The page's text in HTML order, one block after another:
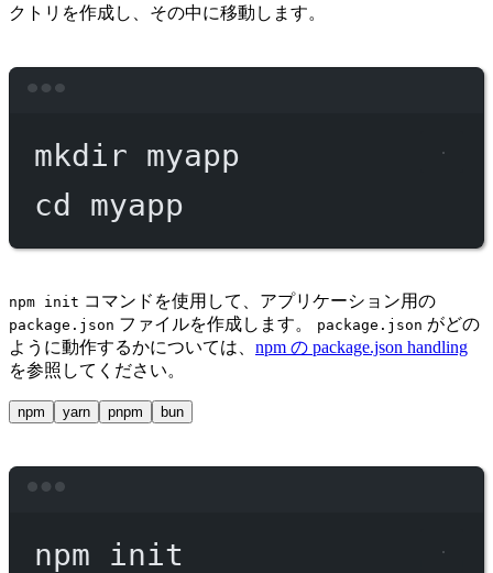
クトリを作成し、その中に移動します。
mkdir myapp
cd
myapp
npm init コマンドを使用して、アプリケーション用の
package.json ファイルを作成します。 package.json がどの
ように動作するかについては、 npm の package.json handling
を参照してください。
npm yarn pnpm bun
npm init